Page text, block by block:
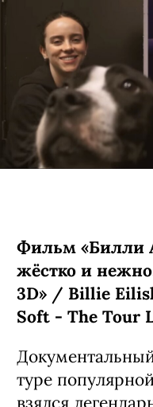
Сериал «Рики
коты» / Ricky
премьера (18+)
о компании
котов, которые
Джервейс в
оригинальный
сначала хитом
общемировым
главного героя,
озвучил он сам.
C 7 августа,